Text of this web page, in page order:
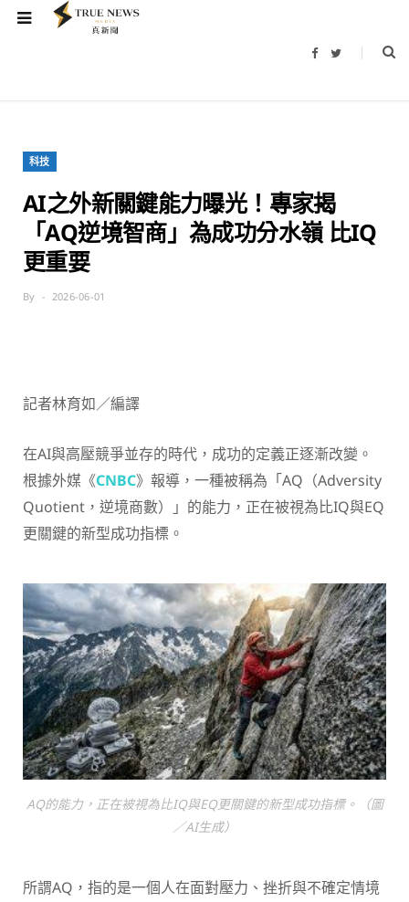
F
b
T
t
科技
AI之外新關鍵能力曝光！專家揭
「AQ逆境智商」為成功分水嶺 比IQ
更重要
By 2026-06-01
記者林育如／編譯
在AI與高壓競爭並存的時代，成功的定義正逐漸改變。
根據外媒《CNBC》報導，一種被稱為「AQ（Adversity
Quotient，逆境商數）」的能力，正在被視為比IQ與EQ
更關鍵的新型成功指標。
AQ的能力，正在被視為比IQ與EQ更關鍵的新型成功指標。（圖
／AI生成）
所謂AQ，指的是一個人在面對壓力、挫折與不確定情境